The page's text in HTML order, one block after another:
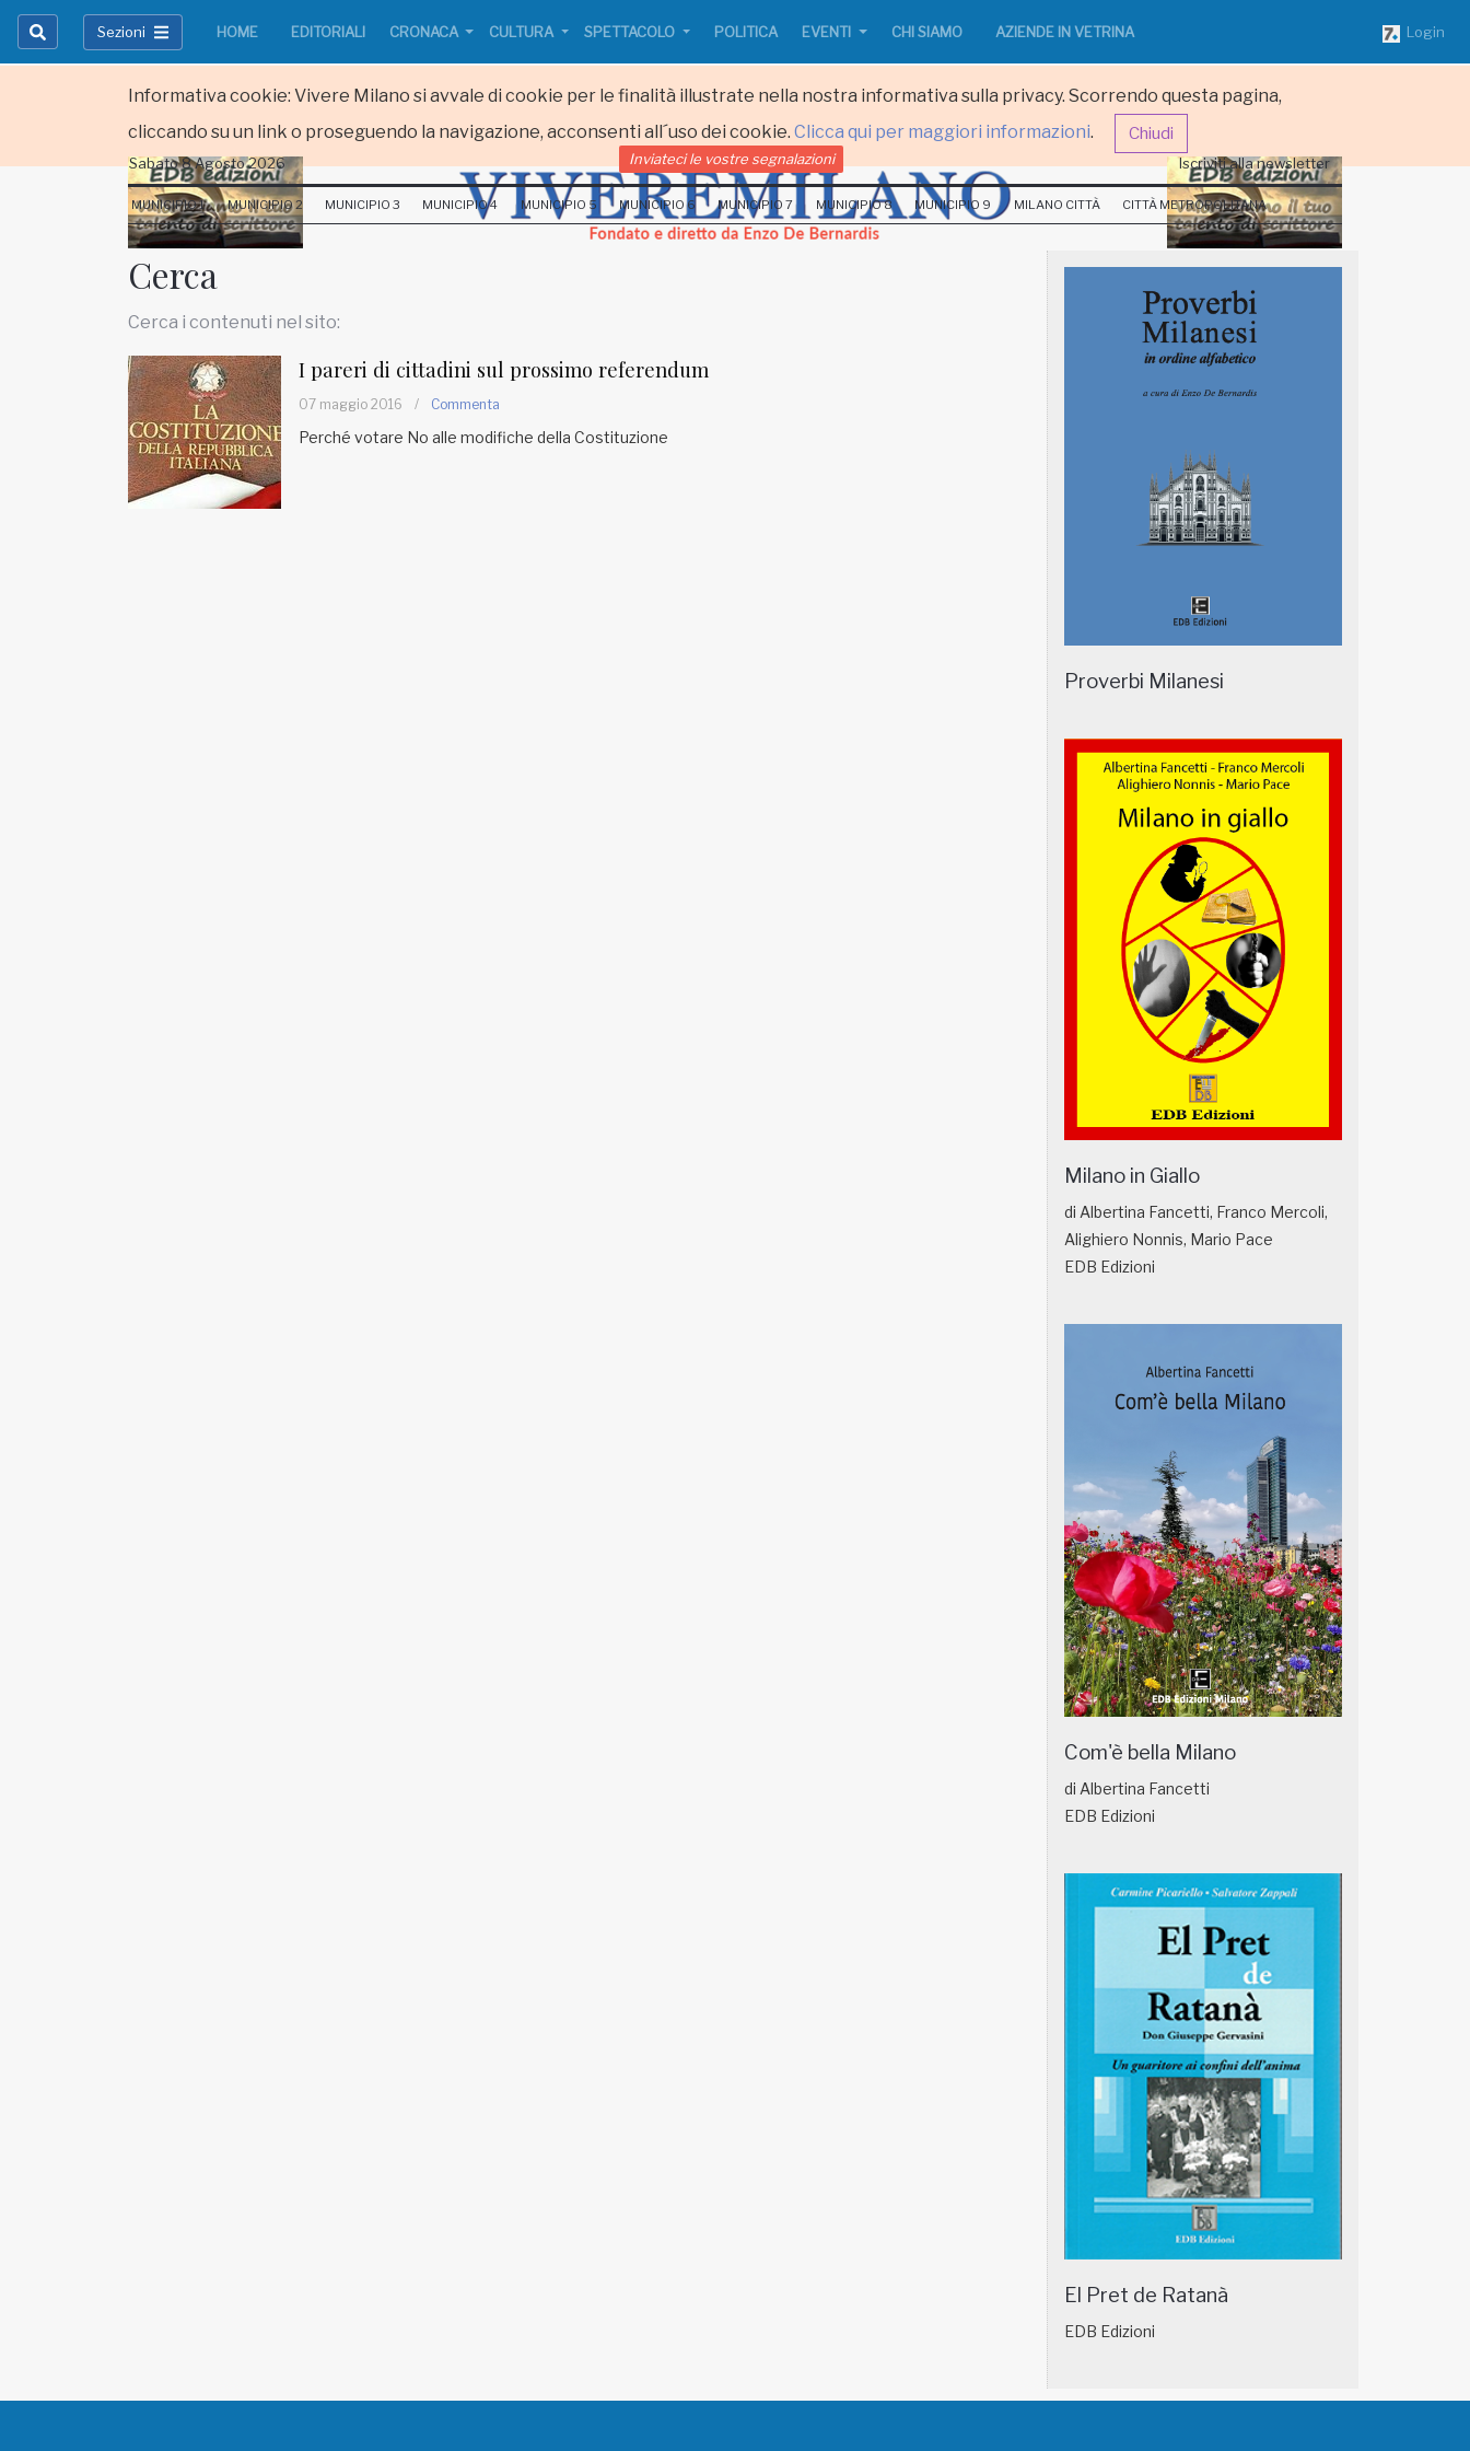
Informativa cookie: Vivere Milano si avvale di cookie per le finalità illustrate nella nostra informativa sulla privacy. Scorrendo questa pagina,
cliccando su un link o proseguendo la navigazione, acconsenti all´uso dei cookie. Clicca qui per maggiori informazioni. Chiudi
Sezioni HOME EDITORIALI CRONACA CULTURA SPETTACOLO POLITICA EVENTI CHI SIAMO AZIENDE IN VETRINA Login
Iscriviti alla newsletter
www.viveremilano.info
Fondato e diretto da Enzo De
Sabato 8 Agosto 2026 Inviateci le vostre segnalazioni Iscriviti alla newsletter
MUNICIPIO 1 MUNICIPIO 2 MUNICIPIO 3 MUNICIPIO 4 MUNICIPIO 5 MUNICIPIO 6 MUNICIPIO 7 MUNICIPIO 8 MUNICIPIO 9 MILANO CITTÀ CITTÀ METROPOLITANA
Cerca
Cerca i contenuti nel sito:
I pareri di cittadini sul prossimo referendum
07 maggio 2016 / Commenta
Perché votare No alle modifiche della Costituzione
Proverbi Milanesi
Milano in Giallo
di Albertina Fancetti, Franco Mercoli,
Alighiero Nonnis, Mario Pace
EDB Edizioni
Com'è bella Milano
di Albertina Fancetti
EDB Edizioni
El Pret de Ratanà
EDB Edizioni